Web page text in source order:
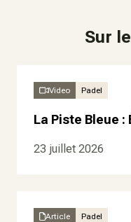
Sur
Video Padel
La Piste Bleue :
23 juillet 2026
Article Padel